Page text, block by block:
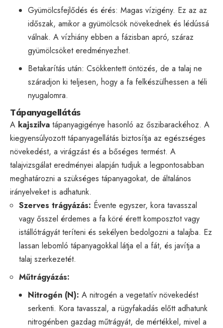
Gyümölcsfejlődés és érés: Magas vízigény. Ez az az
időszak, amikor a gyümölcsök növekednek és lédússá
válnak. A vízhiány ebben a fázisban apró, száraz
gyümölcsöket eredményezhet.
Betakarítás után: Csökkentett öntözés, de a talaj ne
száradjon ki teljesen, hogy a fa felkészülhessen a téli
nyugalomra.
Tápanyagellátás
A kajszilva tápanyagigénye hasonló az őszibarackéhoz. A
kiegyensúlyozott tápanyagellátás biztosítja az egészséges
növekedést, a virágzást és a bőséges termést. A
talajvizsgálat eredményei alapján tudjuk a legpontosabban
meghatározni a szükséges tápanyagokat, de általános
irányelveket is adhatunk.
Szerves trágyázás: Évente egyszer, kora tavasszal
vagy ősszel érdemes a fa köré érett komposztot vagy
istállótrágyát teríteni és sekélyen bedolgozni a talajba. Ez
lassan lebomló tápanyagokkal látja el a fát, és javítja a
talaj szerkezetét.
Műtrágyázás:
Nitrogén (N): A nitrogén a vegetatív növekedést
serkenti. Kora tavasszal, a rügyfakadás előtt adhatunk
nitrogénben gazdag műtrágyát, de mértékkel, mivel a